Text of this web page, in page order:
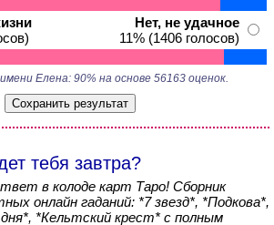
Нет, не удачное
11% (1406 голосов)
Елена: 90% на основе 56163 оценок.
тебя завтра?
в колоде карт Таро! Сборник
онлайн гаданий: *7 звезд*, *Подкова*,
*Кельтский крест* с полным